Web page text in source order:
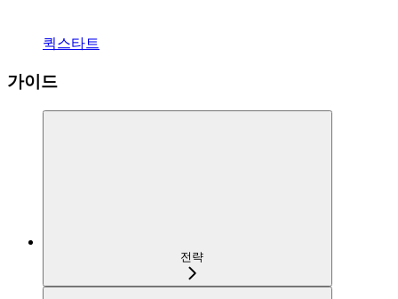
퀵스타트
가이드
전략